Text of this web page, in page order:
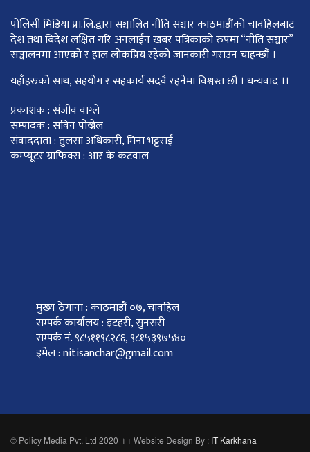
पोलिसी मिडिया प्रा.लि.द्वारा सञ्चालित नीति सञ्चार काठमाडाैंकाे चावहिलबाट
देश तथा बिदेश लक्षित गरि अनलाईन खबर पत्रिकाको रुपमा “नीति सञ्चार”
सञ्चालनमा आएको र हाल लोकप्रिय रहेको जानकारी गराउन चाहन्छौं ।
यहाँहरुको साथ, सहयोग र सहकार्य सदवै रहनेमा विश्वस्त छौं । धन्यवाद ।।
प्रकाशक : संजीव वाग्ले
सम्पादक : सविन पोख्रेल
संवाददाता : तुलसा अधिकारी, मिना भट्टराई
कम्प्यूटर ग्राफिक्स : आर के कटवाल
मुख्य ठेगाना : काठमाडौं ०७, चावहिल
सम्पर्क कार्यालय : इटहरी, सुनसरी
सम्पर्क नं. ९८५११९८२८६, ९८१५३९७५४०
इमेल : nitisanchar@gmail.com
© Policy Media Pvt. Ltd 2020 ।। Website Design By : IT Karkhana